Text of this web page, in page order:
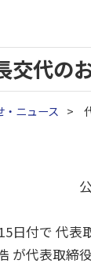
交代の
・ニュース >
日付で 代表
が代表取締